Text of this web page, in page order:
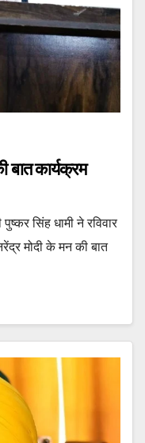
बात कार्यक्रम
सिंह धामी ने रविवार
मोदी के मन की बात